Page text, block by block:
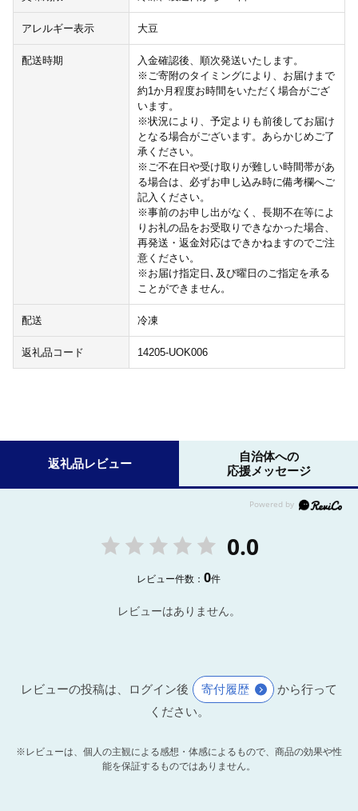
アレルギー表示 大豆
配送時期
入金確認後、順次発送いたします。
※ご寄附のタイミングにより、お届けまで
約1か月程度お時間をいただく場合がござ
います。
※状況により、予定よりも前後してお届け
となる場合がございます。あらかじめご了
承ください。
※ご不在日や受け取りが難しい時間帯があ
る場合は、必ずお申し込み時に備考欄へご
記入ください。
※事前のお申し出がなく、長期不在等によ
りお礼の品をお受取りできなかった場合、
再発送・返金対応はできかねますのでご注
意ください。
※お届け指定日､及び曜日のご指定を承る
ことができません。
配送 冷凍
返礼品コード 14205-UOK006
返礼品レビュー
自治体への
応援メッセージ
0.0
レビュー件数：0件
レビューはありません。
レビューの投稿は、ログイン後 寄付履歴
から行って
ください。
※レビューは、個人の主観による感想・体感によるもので、商品の効果や性
能を保証するものではありません。